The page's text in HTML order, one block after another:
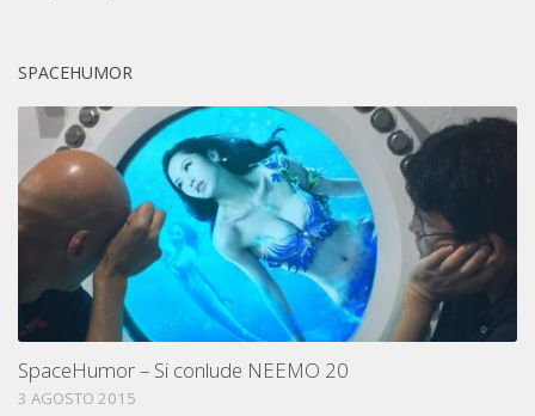
SPACEHUMOR
SpaceHumor – Si conlude NEEMO 20
3 AGOSTO 2015